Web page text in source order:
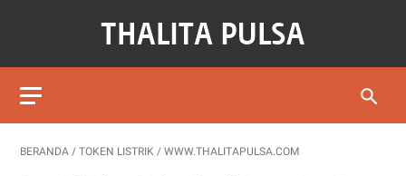
BERANDA / TOKEN LISTRIK / WWW.THALITAPULSA.COM